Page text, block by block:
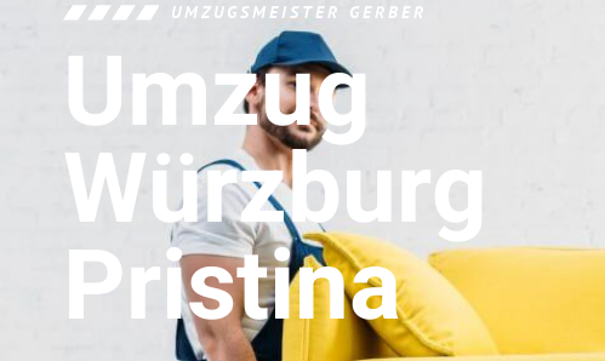
UMZUGSMEISTER GERBER
Umzug
Würzburg
Pristina